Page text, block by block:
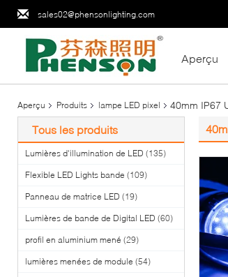
sales02@phensonlighting.com
Aperçu
Aperçu Produits lampe LED pixel 40mm IP67
Tous les produits
Lumières d'illumination de LED (135)
Flexible LED Lights bande (109)
Panneau de matrice LED (19)
Lumières de bande de Digital LED (60)
profil en aluminium mené (29)
lumières menées de module (54)